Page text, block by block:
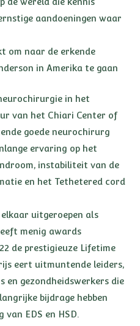
aandoeningen waar
om naar de erkende
in Amerika te gaan
in het
van het Chiari Center of
goede neurochirurg
ervaring op het
instabiliteit van de
en het Tethetered cord
uitgeroepen als
menig awards
de prestigieuze Lifetime
eert uitmuntende leiders,
en gezondheidswerkers die
bijdrage hebben
EDS en HSD.